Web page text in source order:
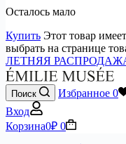
Осталось мало
Купить Этот товар
выбрать на странице
ЛЕТНЯЯ
Поиск Избранное 0
Вход
Корзина0₽ 0